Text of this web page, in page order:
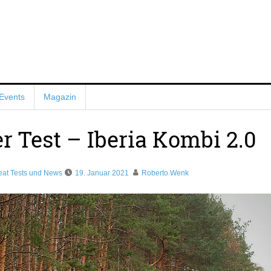
Events Magazin
Test – Iberia Kombi 2.0
Tests und News 19. Januar 2021 Roberto Wenk